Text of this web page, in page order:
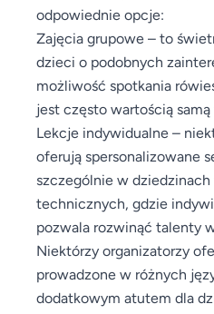
odpowiednie opcje:
Zajęcia grupowe – to
dzieci o podobnych
możliwość spotkania
jest często wartością samą
Lekcje indywidualne –
oferują spersonalizowane
szczególnie w
technicznych, gdzie
pozwala rozwinąć talenty
Niektórzy organizatorzy
prowadzone w różnych
dodatkowym atutem dla